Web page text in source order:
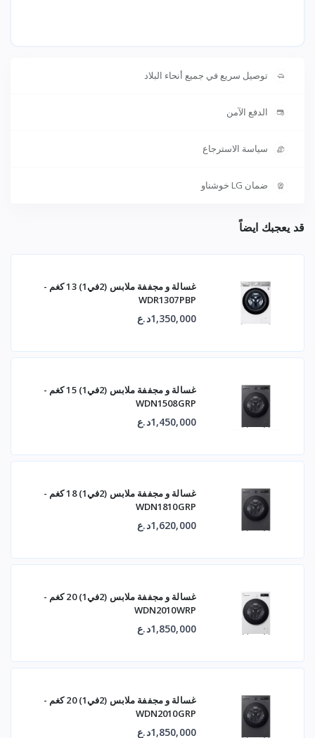
توصيل سريع في جميع أنحاء البلاد
الدفع الآمن
سياسة الاسترجاع
ضمان LG خوشناو
قد يعجبك ايضاً
غسالة و مجففة ملابس (2في1) 13 كغم -
WDR1307PBP
1,350,000د.ع
غسالة و مجففة ملابس (2في1) 15 كغم -
WDN1508GRP
1,450,000د.ع
غسالة و مجففة ملابس (2في1) 18 كغم -
WDN1810GRP
1,620,000د.ع
غسالة و مجففة ملابس (2في1) 20 كغم -
WDN2010WRP
1,850,000د.ع
غسالة و مجففة ملابس (2في1) 20 كغم -
WDN2010GRP
1,850,000د.ع